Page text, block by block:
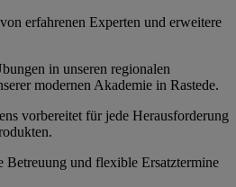
erfahrenen Experten und erweitere
in unseren regionalen
modernen Akademie in Rastede.
vorbereitet für jede Herausforderung
Betreuung und flexible Ersatztermine